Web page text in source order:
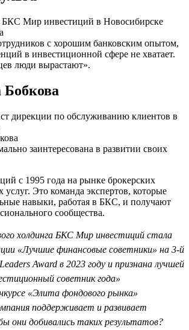
БКС Мир инвестиций в Новосибирске
с хорошим банковским опытом,
в инвестиционной сфере не хватает.
люди вырастают».
Бобкова
дирекции по обслуживанию клиентов в
заинтересована в развитии своих
с 1995 года на рынке брокерских
Это команда экспертов, которые
навыки, работая в БКС, и получают
сообщества.
холдинга БКС Мир инвестиций стала
«Лучшие финансовые советники» на 3-й
Award в 2023 году и признана лучшей
советник года»
«Элита фондового рынка»
поддерживает и развивает
они добивались таких результатов?